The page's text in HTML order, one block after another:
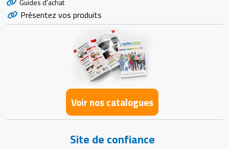
Guides d'achat
Présentez vos produits
Voir nos catalogues
Site de confiance